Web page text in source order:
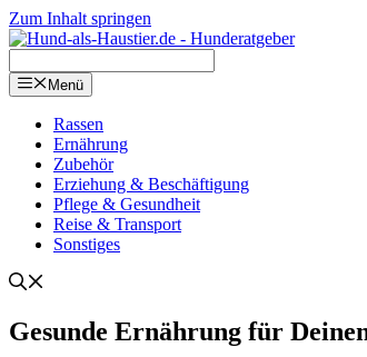
Zum Inhalt springen
Menü
Ras­sen
Ernäh­rung
Zube­hör
Erzie­hung & Beschäf­ti­gung
Pfle­ge & Gesund­heit
Rei­se & Trans­port
Sons­ti­ges
Gesun­de Ernäh­rung für